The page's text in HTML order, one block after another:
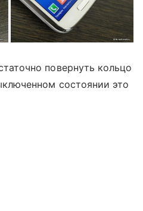
повернуть кольцо
состоянии это